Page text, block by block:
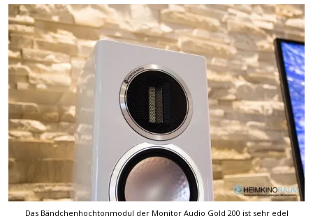
Das Bändchenhochtonmodul der Monitor Audio Gold 200 ist sehr edel